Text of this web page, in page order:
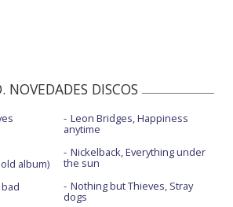
NOVEDADES DISCOS
album)
Leon Bridges, Happiness
anytime
Nickelback, Everything under
the sun
Nothing but Thieves, Stray
dogs